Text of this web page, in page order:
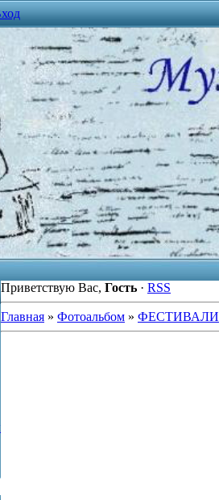
Приветствую Вас, Гость · RSS
Главная » Фотоальбом » ФЕСТИВАЛИ